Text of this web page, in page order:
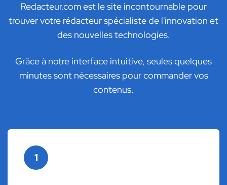
Redacteur.com est le site incontournable pour
trouver votre rédacteur spécialiste de l'innovation et
des nouvelles technologies.
Grâce à notre interface intuitive, seules quelques
minutes sont nécessaires pour commander vos
contenus.
1